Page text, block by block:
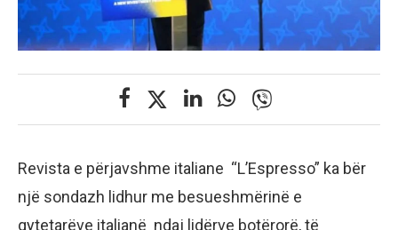
Revista e përjavshme italiane “L’Espresso” ka bër
një sondazh lidhur me besueshmërinë e
qytetarëve italianë ndaj lidërve botërorë, të